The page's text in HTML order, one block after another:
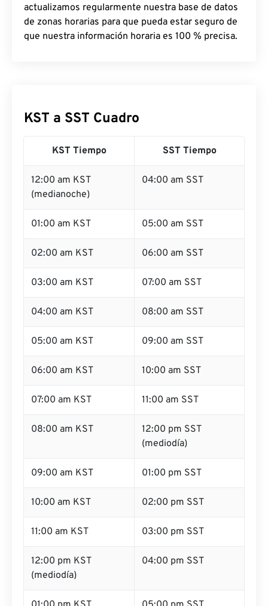
actualizamos regularmente nuestra base de datos
de zonas horarias para que pueda estar seguro de
que nuestra información horaria es 100 % precisa.
KST a SST Cuadro
KST Tiempo SST Tiempo
12:00 am KST
(medianoche)
04:00 am SST
01:00 am KST 05:00 am SST
02:00 am KST 06:00 am SST
03:00 am KST 07:00 am SST
04:00 am KST 08:00 am SST
05:00 am KST 09:00 am SST
06:00 am KST 10:00 am SST
07:00 am KST 11:00 am SST
08:00 am KST
12:00 pm SST
(mediodía)
09:00 am KST 01:00 pm SST
10:00 am KST 02:00 pm SST
11:00 am KST 03:00 pm SST
12:00 pm KST
(mediodía)
04:00 pm SST